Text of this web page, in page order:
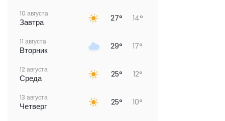
10 августа
Завтра 27° 14°
11 августа
Вторник 29° 17°
12 августа
Среда 25° 12°
13 августа
Четверг 25° 10°